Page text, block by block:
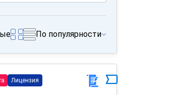
По популярности
Лицензия